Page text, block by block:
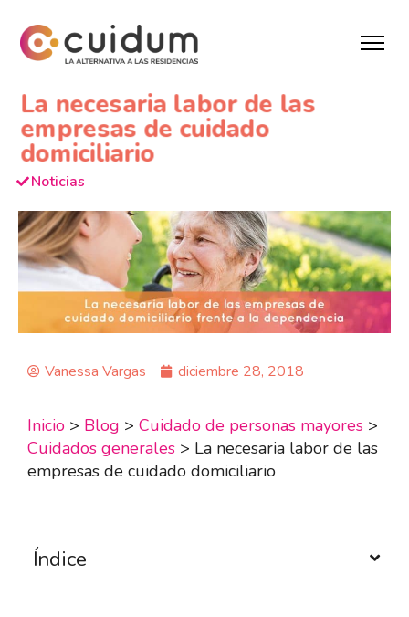
La necesaria labor de las
empresas de cuidado
domiciliario
Noticias
Vanessa Vargas diciembre 28, 2018
Inicio > Blog > Cuidado de personas mayores >
Cuidados generales > La necesaria labor de las
empresas de cuidado domiciliario
Índice